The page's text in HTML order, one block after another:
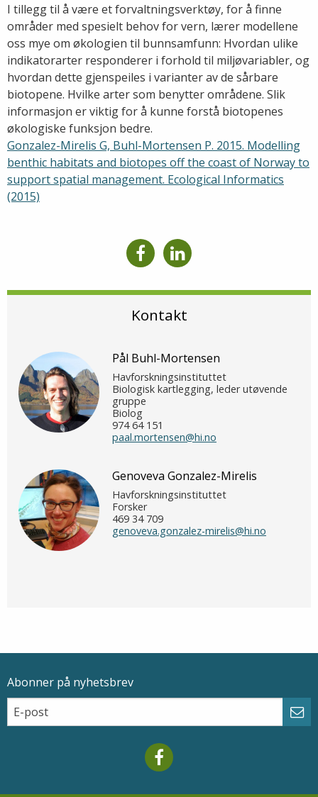
I tillegg til å være et forvaltningsverktøy, for å finne
områder med spesielt behov for vern, lærer modellene
oss mye om økologien til bunnsamfunn: Hvordan ulike
indikatorarter responderer i forhold til miljøvariabler, og
hvordan dette gjenspeiles i varianter av de sårbare
biotopene. Hvilke arter som benytter områdene. Slik
informasjon er viktig for å kunne forstå biotopenes
økologiske funksjon bedre.
Gonzalez-Mirelis G, Buhl-Mortensen P. 2015. Modelling
benthic habitats and biotopes off the coast of Norway to
support spatial management. Ecological Informatics
(2015)
Kontakt
Pål Buhl-Mortensen
Havforskningsinstituttet
Biologisk kartlegging, leder utøvende
gruppe
Biolog
974 64 151
paal.mortensen@hi.no
Genoveva Gonzalez-Mirelis
Havforskningsinstituttet
Forsker
469 34 709
genoveva.gonzalez-mirelis@hi.no
Epostadresse
Abonner på nyhetsbrev
Email
Mareano facebook